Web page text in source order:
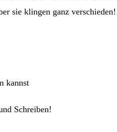
sie klingen ganz verschieden!
kannst
Schreiben!